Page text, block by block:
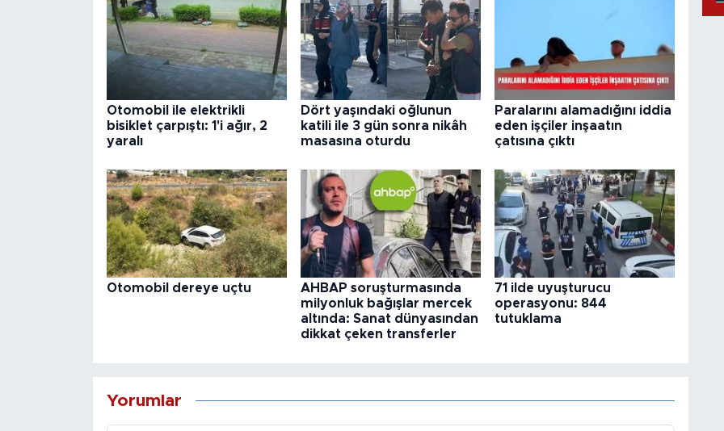
Otomobil ile elektrikli
bisiklet çarpıştı: 1'i ağır, 2
yaralı
Dört yaşındaki oğlunun
katili ile 3 gün sonra nikâh
masasına oturdu
Paralarını alamadığını iddia
eden işçiler inşaatın
çatısına çıktı
Otomobil dereye uçtu
AHBAP soruşturmasında
milyonluk bağışlar mercek
altında: Sanat dünyasından
dikkat çeken transferler
71 ilde uyuşturucu
operasyonu: 844
tutuklama
Yorumlar